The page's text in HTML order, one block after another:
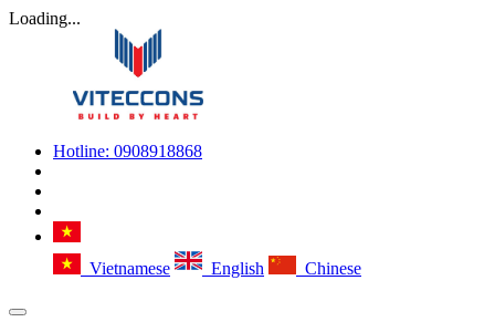
Loading...
Hotline: 0908918868
Vietnamese English Chinese